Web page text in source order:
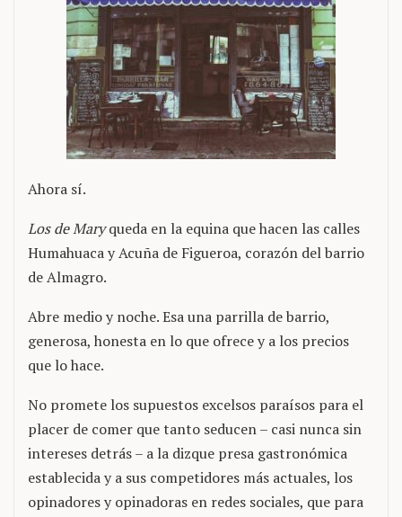
Ahora sí.
Los de Maryqueda en la equina que hacen las calles
Humahuaca y Acuña de Figueroa, corazón del barrio
de Almagro.
Abre medio y noche. Esa una parrilla de barrio,
generosa, honesta en lo que ofrece y a los precios
que lo hace.
No promete los supuestos excelsos paraísos para el
placer de comer que tanto seducen – casi nunca sin
intereses detrás – a la dizque presa gastronómica
establecida y a sus competidores más actuales, los
opinadores y opinadoras en redes sociales, que para